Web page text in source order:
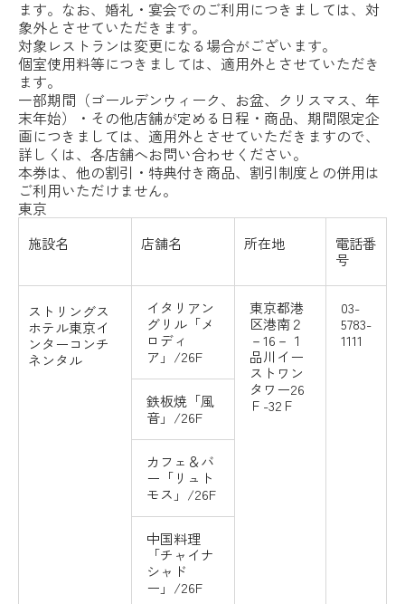
ます。なお、婚礼・宴会でのご利用につきましては、対
象外とさせていただきます。
対象レストランは変更になる場合がございます。
個室使用料等につきましては、適用外とさせていただき
ます。
一部期間（ゴールデンウィーク、お盆、クリスマス、年
末年始）・その他店舗が定める日程・商品、期間限定企
画につきましては、適用外とさせていただきますので、
詳しくは、各店舗へお問い合わせください。
本券は、他の割引・特典付き商品、割引制度との併用は
ご利用いただけません。
東京
施設名 店舗名 所在地
電話番
号
ストリングス
ホテル東京イ
ンターコンチ
ネンタル
イタリアン
グリル「メ
ロディ
ア」/26F
東京都港
区港南２
－16－１
品川イー
ストワン
タワー26
Ｆ-32Ｆ
03-
5783-
1111
鉄板焼「風
音」/26F
カフェ＆バ
ー「リュト
モス」/26F
中国料理
「チャイナ
シャド
ー」/26F